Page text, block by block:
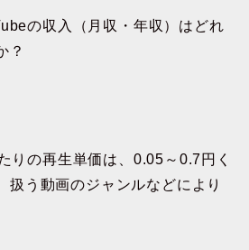
の収入（月収・年収）はどれ
？
りの再生単価は、0.05～0.7円く
扱う動画のジャンルなどにより